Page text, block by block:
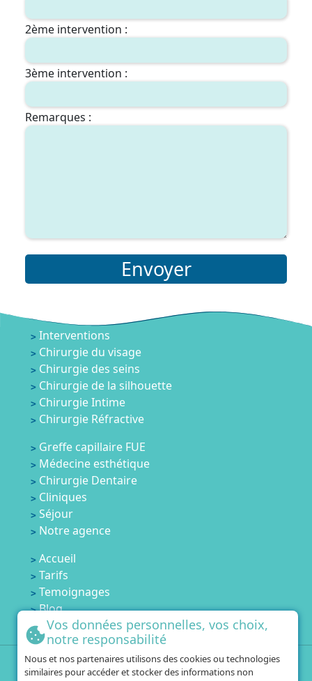
2ème intervention :
3ème intervention :
Remarques :
Envoyer
Interventions
Chirurgie du visage
Chirurgie des seins
Chirurgie de la silhouette
Chirurgie Intime
Chirurgie Réfractive
Greffe capillaire FUE
Médecine esthétique
Chirurgie Dentaire
Cliniques
Séjour
Notre agence
Accueil
Tarifs
Temoignages
Blog
Contactez-nous
+33 1 84 80 60 67
Vos données personnelles, vos choix,
notre responsabilité
Nous et nos partenaires utilisons des cookies ou technologies
similaires pour accéder et stocker des informations non